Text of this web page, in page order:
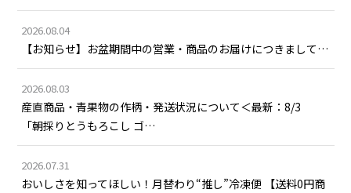
2026.08.04
【お知らせ】お盆期間中の営業・商品のお届けにつきまして…
2026.08.03
産直商品・青果物の作柄・発送状況について＜最新：8/3
「朝採りとうもろこし ゴ…
2026.07.31
おいしさを知ってほしい！月替わり“推し”冷凍便 【送料0円商